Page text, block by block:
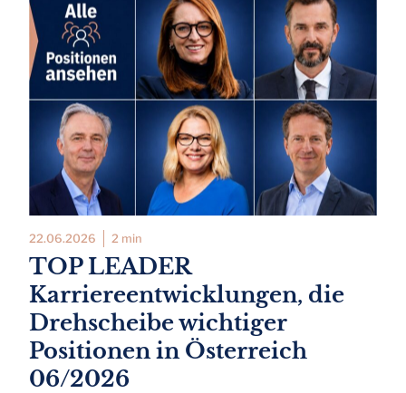
22.06.2026 2 min
TOP LEADER
Karriereentwicklungen, die
Drehscheibe wichtiger
Positionen in Österreich
06/2026